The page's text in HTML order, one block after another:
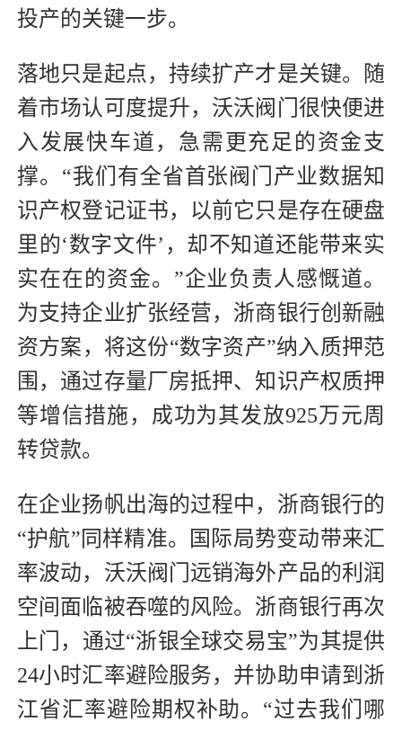
投产的关键一步。
落地只是起点，持续扩产才是关键。随
着市场认可度提升，沃沃阀门很快便进
入发展快车道，急需更充足的资金支
撑。“我们有全省首张阀门产业数据知
识产权登记证书，以前它只是存在硬盘
里的‘数字文件’，却不知道还能带来实
实在在的资金。”企业负责人感慨道。
为支持企业扩张经营，浙商银行创新融
资方案，将这份“数字资产”纳入质押范
围，通过存量厂房抵押、知识产权质押
等增信措施，成功为其发放925万元周
转贷款。
在企业扬帆出海的过程中，浙商银行的
“护航”同样精准。国际局势变动带来汇
率波动，沃沃阀门远销海外产品的利润
空间面临被吞噬的风险。浙商银行再次
上门，通过“浙银全球交易宝”为其提供
24小时汇率避险服务，并协助申请到浙
江省汇率避险期权补助。“过去我们哪